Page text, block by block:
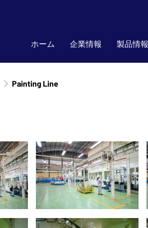
ホーム 企業情報 製品情報
Painting Line